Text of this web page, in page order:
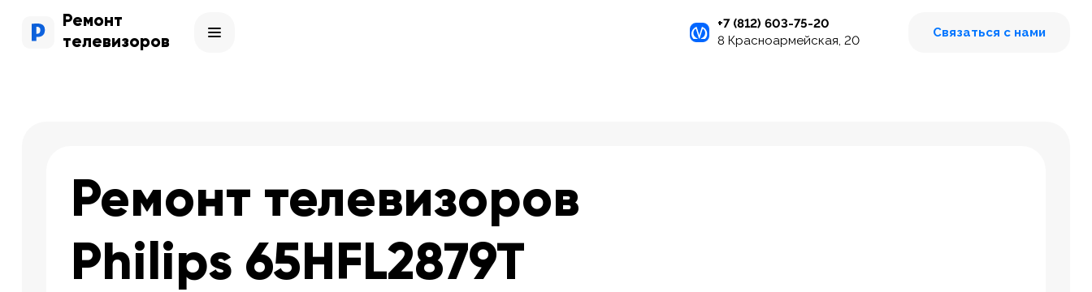
Ремонт
телевизоров
+7 (812) 603-75-20
8 Красноармейская, 20
Связаться с нами
Ремонт телевизоров
Philips 65HFL2879T